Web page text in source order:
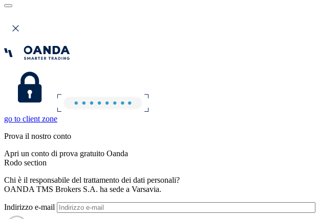
go to client zone
Prova il nostro conto
Apri un conto di prova gratuito Oanda
Rodo section
Chi è il responsabile del trattamento dei dati personali?
OANDA TMS Brokers S.A. ha sede a Varsavia.
Indirizzo e-mail